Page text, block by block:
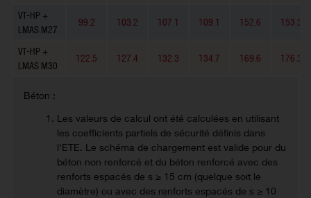
VT-HP +
LMAS M27
99.2 103.2 107.1 109.1 152.6 153.3
VT-HP +
LMAS M30
122.5 127.4 132.3 134.7 169.6 176.3
Béton :
Les valeurs de calcul ont été calculées en utilisant
les coefficients partiels de sécurité définis dans
l'ETE. Le schéma de chargement est valide pour du
béton non renforcé et du béton renforcé avec des
renforts espacés de s ≥ 15 cm (quelque soit le
diamètre) ou avec des renforts espacés de s ≥ 10